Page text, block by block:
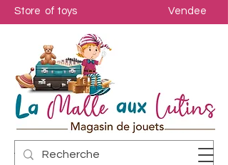
Store of toys Vendee